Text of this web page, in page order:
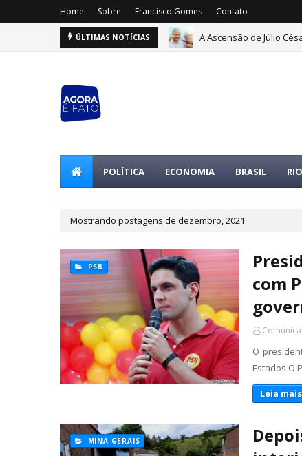
Home Sobre Francisco Gomes Contato
ÚLTIMAS NOTÍCIAS
A Ascensão de Júlio
Entenda os Fundos:
POLÍTICA ECONOMIA BRASIL
Mostrando postagens de dezembro, 2021
PSB
com
O
Estados O
Leia mais
MINA GERAIS